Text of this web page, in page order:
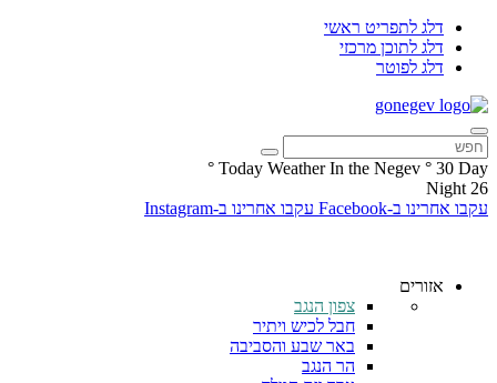
דלג לתפריט ראשי
דלג לתוכן מרכזי
דלג לפוטר
Today Weather In the Negev ° 30 Day
°
26
Night
עקבו אחרינו ב-Facebook
עקבו אחרינו ב-Instagram
אזורים
צפון הנגב
חבל לכיש ויתיר
באר שבע והסביבה
הר הנגב